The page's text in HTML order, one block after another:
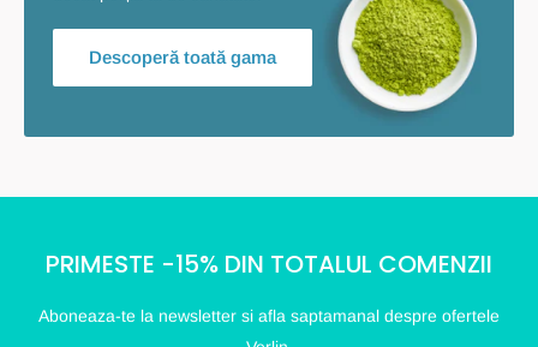
Descoperă toată gama
PRIMESTE -15% DIN TOTALUL COMENZII
Aboneaza-te la newsletter si afla saptamanal despre ofertele